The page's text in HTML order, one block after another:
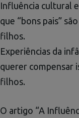
Influência cultural
que “bons pais”
filhos.
Experiências da
querer compensar
filhos.
O artigo “A